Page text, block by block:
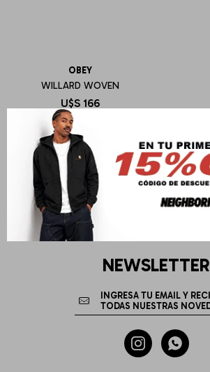
OBEY
WILLARD WOVEN
U$S 166
NEWSLETTER
 